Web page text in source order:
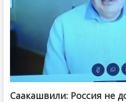
Саакашвили: Россия не